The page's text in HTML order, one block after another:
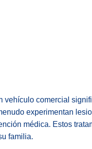
vehículo comercial
experimentan
médica. Estos
familia.